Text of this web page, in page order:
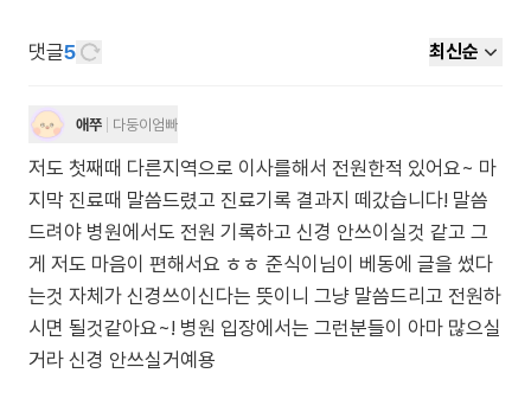
댓글5 최신순
애쭈 다둥이엄빠
저도 첫째때 다른지역으로 이사를해서 전원한적 있어요~ 마
지막 진료때 말씀드렸고 진료기록 결과지 떼갔습니다! 말씀
드려야 병원에서도 전원 기록하고 신경 안쓰이실것 같고 그
게 저도 마음이 편해서요 ㅎㅎ 준식이님이 베동에 글을 썼다
는것 자체가 신경쓰이신다는 뜻이니 그냥 말씀드리고 전원하
시면 될것같아요~! 병원 입장에서는 그런분들이 아마 많으실
거라 신경 안쓰실거예용